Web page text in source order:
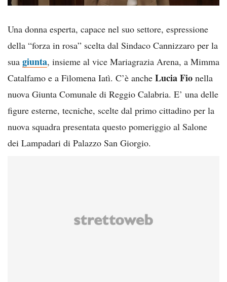
Una donna esperta, capace nel suo settore, espressione
della “forza in rosa” scelta dal Sindaco Cannizzaro per la
sua giunta, insieme al vice Mariagrazia Arena, a Mimma
Catalfamo e a Filomena Iatì. C’è anche Lucia Fio nella
nuova Giunta Comunale di Reggio Calabria. E’ una delle
figure esterne, tecniche, scelte dal primo cittadino per la
nuova squadra presentata questo pomeriggio al Salone
dei Lampadari di Palazzo San Giorgio.